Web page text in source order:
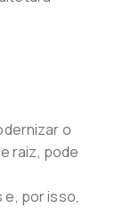
o
raiz, pode
e, por isso,